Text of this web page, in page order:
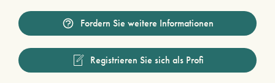
Fordern Sie weitere Informationen
Registrieren Sie sich als Profi